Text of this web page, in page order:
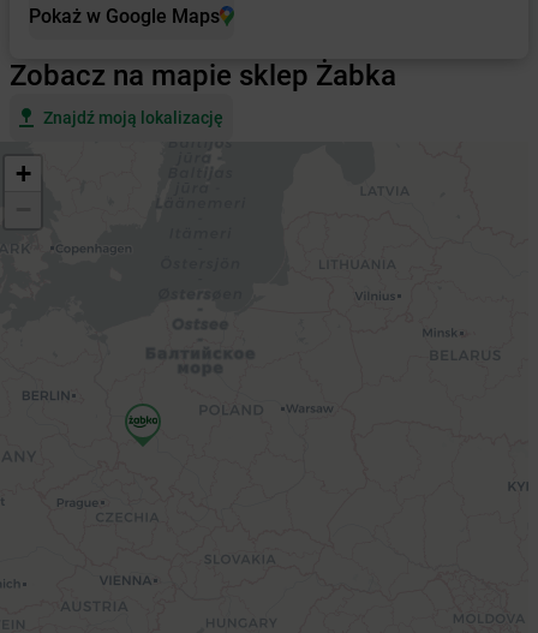
Pokaż w Google Maps
Zobacz na mapie sklep Żabka
Znajdź moją lokalizację
+